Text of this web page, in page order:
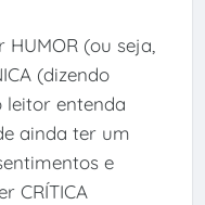
(ou seja,
(dizendo
leitor entenda
ainda ter um
e
CRÍTICA